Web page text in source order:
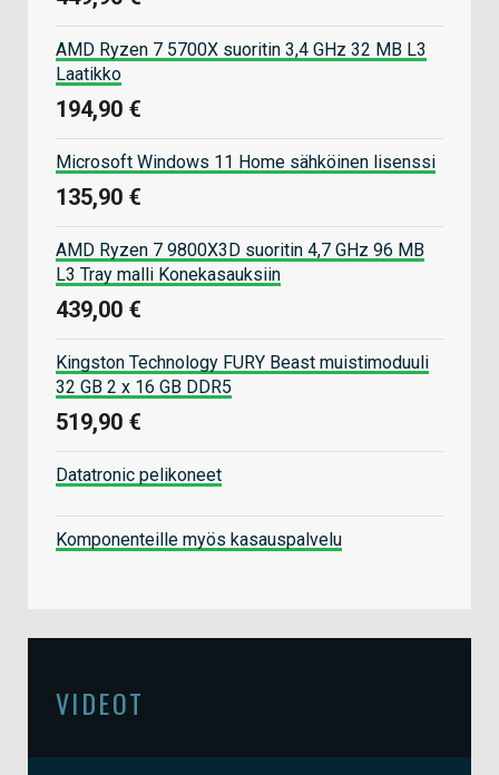
AMD Ryzen 7 5700X suoritin 3,4 GHz 32 MB L3
Laatikko
194,90 €
Microsoft Windows 11 Home sähköinen lisenssi
135,90 €
AMD Ryzen 7 9800X3D suoritin 4,7 GHz 96 MB
L3 Tray malli Konekasauksiin
439,00 €
Kingston Technology FURY Beast muistimoduuli
32 GB 2 x 16 GB DDR5
519,90 €
Datatronic pelikoneet
Komponenteille myös kasauspalvelu
VIDEOT